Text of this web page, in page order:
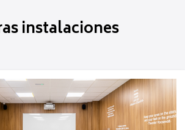
instalaciones